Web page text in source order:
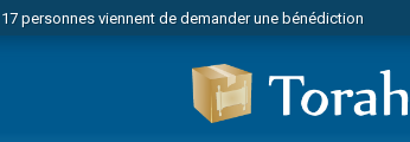
17 personnes viennent de demander une bénédiction
23 personnes viennent de faire un don pour Diane, 80
Eva vient de donner son Maasser